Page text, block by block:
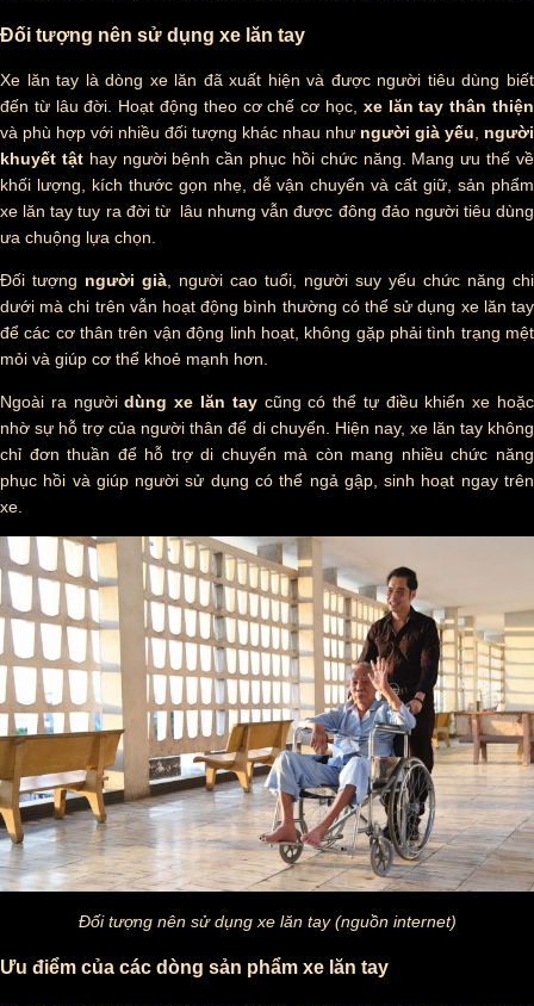
Đối tượng nên sử dụng xe lăn tay
Xe lăn tay là dòng xe lăn đã xuất hiện và được người tiêu dùng biết
đến từ lâu đời. Hoạt động theo cơ chế cơ học, xe lăn tay thân thiện
và phù hợp với nhiều đối tượng khác nhau như người già yếu
người
khuyết tậthay người bệnh cần phục hồi chức năng. Mang ưu thế về
khối lượng, kích thước gọn nhẹ, dễ vận chuyển và cất giữ, sản phẩm
xe lăn tay tuy ra đời từ lâu nhưng vẫn được đông đảo người tiêu dùng
ưa chuộng lựa chọn.
Đối tượng người già , người cao tuổi, người suy yếu chức năng chi
dưới mà chi trên vẫn hoạt động bình thường có thể sử dụng xe lăn tay
để các cơ thân trên vận động linh hoạt, không gặp phải tình trạng mệt
mỏi và giúp cơ thể khoẻ mạnh hơn.
Ngoài ra ngườidùng xe lăn taycũng có thể tự điều khiển xe hoặc
nhờ sự hỗ trợ của người thân để di chuyển. Hiện nay, xe lăn tay không
chỉ đơn thuần để hỗ trợ di chuyển mà còn mang nhiều chức năng
phục hồi và giúp người sử dụng có thể ngả gập, sinh hoạt ngay trên
xe.
Đối tượng nên sử dụng xe lăn tay (nguồn internet)
Ưu điểm của các dòng sản phẩm xe lăn tay